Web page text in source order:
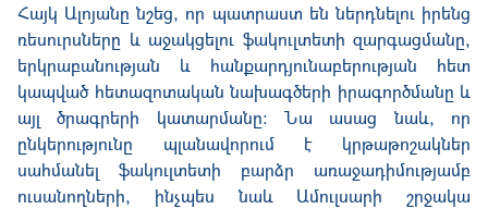
Հայկ Ալոյանը նշեց, որ պատրաստ են ներդնելու իրենց
ռեսուրսները և աջակցելու ֆակուլտետի զարգացմանը,
երկրաբանության և հանքարդյունաբերության հետ
կապված հետազոտական նախագծերի իրագործմանը և
այլ ծրագրերի կատարմանը։ Նա ասաց նաև, որ
ընկերությունը պլանավորում է կրթաթոշակներ
սահմանել ֆակուլտետի բարձր առաջադիմությամբ
ուսանողների, ինչպես նաև Ամուլսարի շրջակա